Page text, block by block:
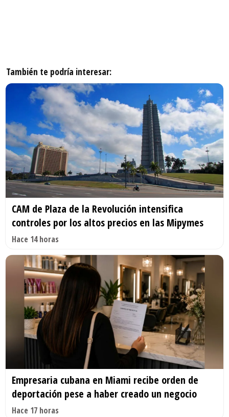
También te podría interesar:
CAM de Plaza de la Revolución intensifica
controles por los altos precios en las Mipymes
Hace 14 horas
Empresaria cubana en Miami recibe orden de
deportación pese a haber creado un negocio
Hace 17 horas